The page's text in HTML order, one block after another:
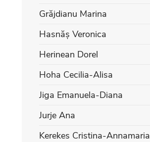
Grăjdianu Marina
Hasnăș Veronica
Herinean Dorel
Hoha Cecilia-Alisa
Jiga Emanuela-Diana
Jurje Ana
Kerekes Cristina-Annamaria